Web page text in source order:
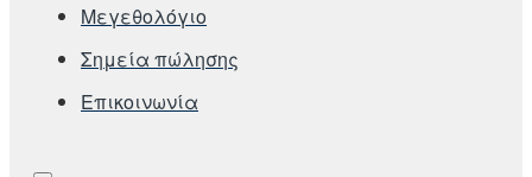
Μεγεθολόγιο
Σημεία πώλησης
Επικοινωνία